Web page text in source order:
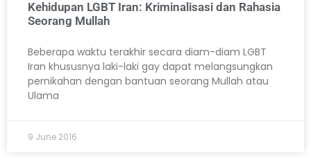
Kehidupan LGBT Iran: Kriminalisasi dan Rahasia
Seorang Mullah
Beberapa waktu terakhir secara diam-diam LGBT
Iran khususnya laki-laki gay dapat melangsungkan
pernikahan dengan bantuan seorang Mullah atau
Ulama
9 June 2016